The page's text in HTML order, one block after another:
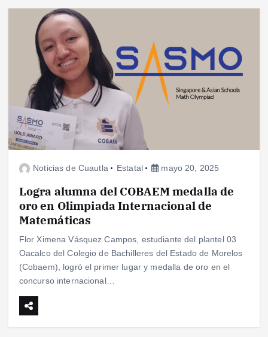
Noticias de Cuautla Estatal mayo 20, 2025
Logra alumna del COBAEM medalla de
oro en Olimpiada Internacional de
Matemáticas
Flor Ximena Vásquez Campos, estudiante del plantel 03
Oacalco del Colegio de Bachilleres del Estado de Morelos
(Cobaem), logró el primer lugar y medalla de oro en el
concurso internacional…